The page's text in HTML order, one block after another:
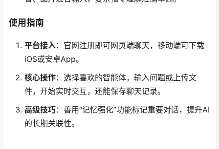
使用指南
平台接入：官网注册即可网页端聊天，移动端可下载
iOS或安卓App。
核心操作：选择喜欢的智能体，输入问题或上传文
件，开始实时交互，还能保存聊天记录。
高级技巧：善用“记忆强化”功能标记重要对话，提升AI
的长期关联性。